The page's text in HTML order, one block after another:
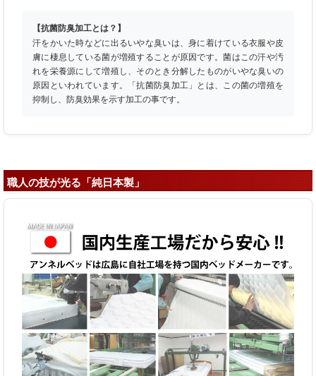
【抗菌防臭加工とは？】
汗をかいた時などに出るいやな臭いは、身に着けている衣服や皮
膚に棲息している菌が増殖することが原因です。菌はこの汗や汚
れを栄養源にして増殖し、そのとき分解したものがいやな臭いの
原因といわれています。「抗菌防臭加工」とは、この菌の増殖を
抑制し、防臭効果を示す加工の事です。
職人の技が光る「純日本製」